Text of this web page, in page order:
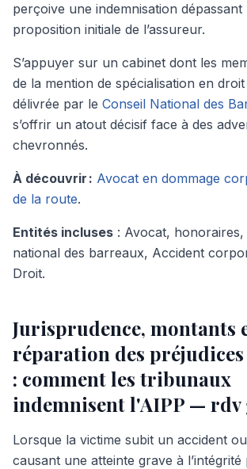
perçoive une indemnisation dépassant
proposition initiale de l’assureur.
S’appuyer sur un cabinet dont les
de la mention de spécialisation en
délivrée par le Conseil National des
s’offrir un atout décisif face à des
chevronnés.
À découvrir : Avocat en dommage
de la route.
Entités incluses : Avocat, honoraires,
national des barreaux, Accident
Droit.
Jurisprudence, montants
réparation des
: comment les tribunaux
indemnisent l'AIPP —
Lorsque la victime subit un accident
causant une atteinte grave à l’intégrité